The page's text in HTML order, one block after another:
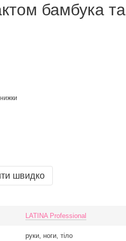
бамбука та
швидко
LATINA Professional
руки, ноги, тіло